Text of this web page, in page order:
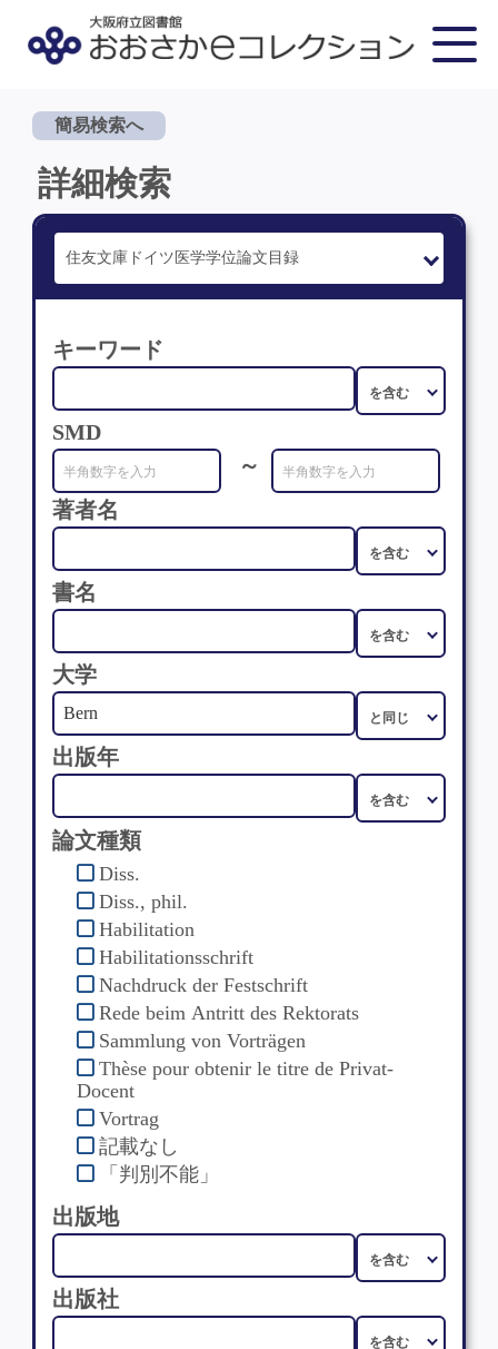
簡易検索へ
詳細検索
キーワード
SMD
～
著者名
書名
大学
出版年
論文種類
Diss.
Diss., phil.
Habilitation
Habilitationsschrift
Nachdruck der Festschrift
Rede beim Antritt des Rektorats
Sammlung von Vorträgen
Thèse pour obtenir le titre de Privat-
Docent
Vortrag
記載なし
「判別不能」
出版地
出版社